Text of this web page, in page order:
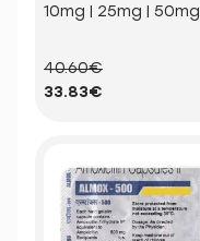
10mg | 25mg | 50mg
40.60€
33.83€